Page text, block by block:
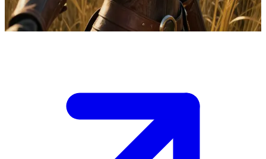
pruebas peligrosas con una devoción protectora mutua.
Show more